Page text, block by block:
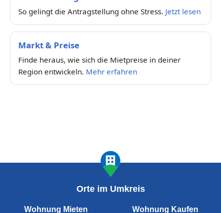
So gelingt die Antragstellung ohne Stress. Jetzt lesen
Markt & Preise
Finde heraus, wie sich die Mietpreise in deiner
Region entwickeln. Mehr erfahren
Orte im Umkreis
Wohnung Mieten Wohnung Kaufen